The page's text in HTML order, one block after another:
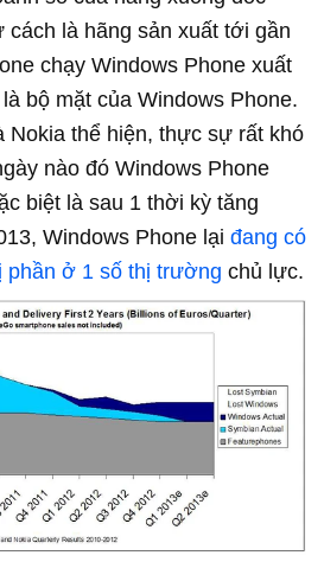
cách là hãng sản xuất tới gần
chạy Windows Phone xuất
bộ mặt của Windows Phone.
Nokia thể hiện, thực sự rất khó
nào đó Windows Phone
biệt là sau 1 thời kỳ tăng
Windows Phone lại đang có
phần ở 1 số thị trường chủ lực.